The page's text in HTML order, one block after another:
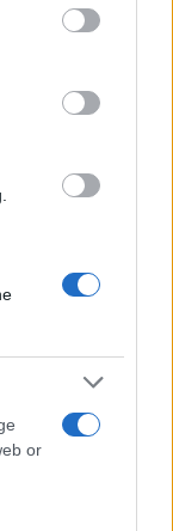
may click to
party tags to
below Google
or
με τις
οριστικά ή
των
πρέπει να
τη